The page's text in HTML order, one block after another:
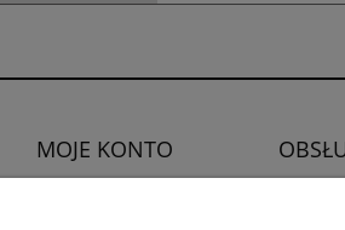
MOJE KONTO